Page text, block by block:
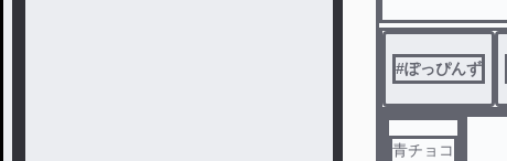
#ぽっぴんず
青チョコ